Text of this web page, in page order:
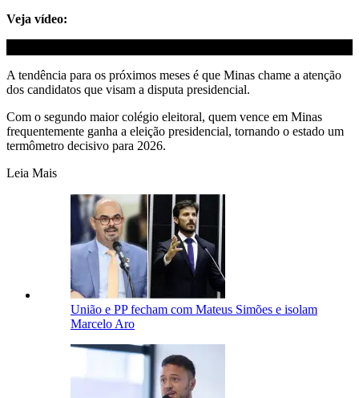
Veja vídeo:
A tendência para os próximos meses é que Minas chame a atenção
dos candidatos que visam a disputa presidencial.
Com o segundo maior colégio eleitoral, quem vence em Minas
frequentemente ganha a eleição presidencial, tornando o estado um
termômetro decisivo para 2026.
Leia Mais
União e PP fecham com Mateus Simões e isolam
Marcelo Aro